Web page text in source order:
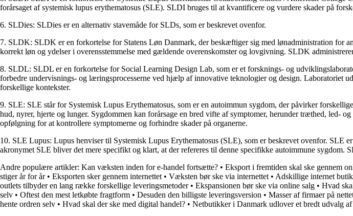
forårsaget af systemisk lupus erythematosus (SLE). SLDI bruges til at kvantificere og vurdere skader på
6. SLDies: SLDies er en alternativ stavemåde for SLDs, som er beskrevet ovenfor.
7. SLDK: SLDK er en forkortelse for Statens Løn Danmark, der beskæftiger sig med lønadministration for
korrekt løn og ydelser i overensstemmelse med gældende overenskomster og lovgivning. SLDK
8. SLDL: SLDL er en forkortelse for Social Learning Design Lab, som er et forsknings- og
forbedre undervisnings- og læringsprocesserne ved hjælp af innovative teknologier og design.
forskellige kontekster.
9. SLE: SLE står for Systemisk Lupus Erythematosus, som er en autoimmun sygdom, der påvirker
hud, nyrer, hjerte og lunger. Sygdommen kan forårsage en bred vifte af symptomer, herunder træthed,
opfølgning for at kontrollere symptomerne og forhindre skader på organerne.
10. SLE Lupus: Lupus henviser til Systemisk Lupus Erythematosus (SLE), som er beskrevet ovenfor.
akronymet SLE bliver det mere specifikt og klart, at der refereres til denne specifikke autoimmune sygdom.
Andre populære artikler: Kan væksten inden for e-handel fortsætte? • Eksport i fremtiden skal ske gennem
stiger år for år• Eksporten sker gennem internettet • Væksten bør ske via internettet • Adskillige internet
outlets tilbyder en lang række forskellige leveringsmetoder• Ekspansionen bør ske via online salg • Hvad
selv • Oftest den mest letkøbte fragtform • Desuden den billigste leveringsversion • Masser af firmaer på
hente ordren selv • Hvad skal der ske med digital handel? • Netbutikker i Danmark udlover et bredt udvalg